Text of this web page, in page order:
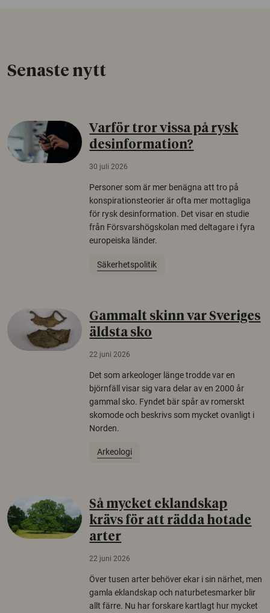
Senaste nytt
Varför tror vissa på rysk
desinformation?
30 juli 2026
Personer som är mer benägna att tro på
konspirationsteorier är ofta mer mottagliga
för rysk desinformation. Det visar en studie
från Försvarshögskolan med deltagare i fyra
europeiska länder.
Säkerhetspolitik
Gammalt skinn var Sveriges
äldsta sko
22 juni 2026
Det som arkeologer länge trodde var en
björnfäll visar sig vara delar av en 2000 år
gammal sko. Fyndet bär spår av romerskt
skomode och beskrivs som mycket ovanligt i
Norden.
Arkeologi
Så mycket eklandskap
krävs för att rädda hotade
arter
22 juni 2026
Över tusen arter behöver ekar i sin närhet, men
gamla eklandskap och naturbetesmarker blir
allt färre. Nu har forskare kartlagt hur mycket